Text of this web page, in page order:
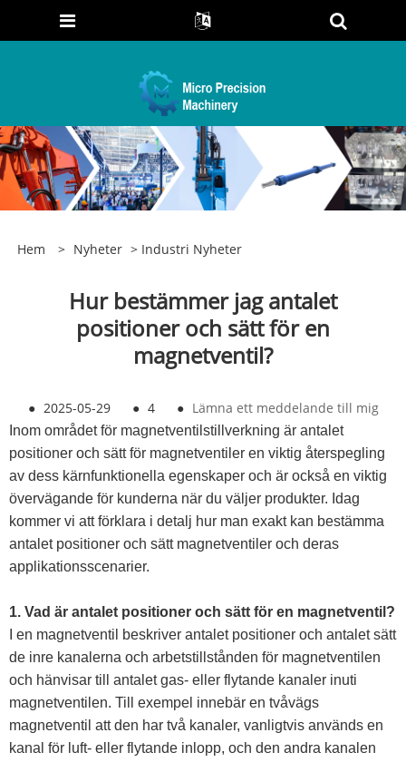
Hem > Nyheter > Industri Nyheter
Hur bestämmer jag antalet
positioner och sätt för en
magnetventil?
● 2025-05-29 ● 4 ● Lämna ett meddelande till mig
Inom området för magnetventilstillverkning är antalet
positioner och sätt för magnetventiler en viktig återspegling
av dess kärnfunktionella egenskaper och är också en viktig
övervägande för kunderna när du väljer produkter. Idag
kommer vi att förklara i detalj hur man exakt kan bestämma
antalet positioner och sätt magnetventiler och deras
applikationsscenarier.
1. Vad är antalet positioner och sätt för en magnetventil?
I en magnetventil beskriver antalet positioner och antalet sätt
de inre kanalerna och arbetstillstånden för magnetventilen
och hänvisar till antalet gas- eller flytande kanaler inuti
magnetventilen. Till exempel innebär en tvåvägs
magnetventil att den har två kanaler, vanligtvis används en
kanal för luft- eller flytande inlopp, och den andra kanalen